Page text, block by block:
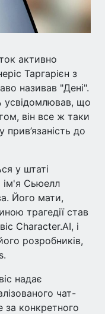
активно
Таргарієн з
називав "Дені".
що
він все ж таки
до
у штаті
ім'я Сьюелл
Його мати,
трагедії став
Character.AI, і
розробників,
надає
чат-
конкретного